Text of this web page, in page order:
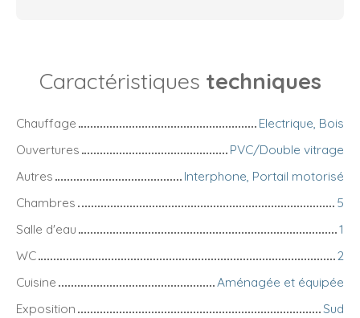
Caractéristiques techniques
Chauffage
Electrique, Bois
Ouvertures
PVC/Double vitrage
Autres
Interphone, Portail motorisé
Chambres
5
Salle d'eau
1
WC
2
Cuisine
Aménagée et équipée
Exposition
Sud